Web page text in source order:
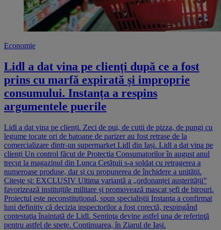
Economie
Lidl a dat vina pe clienți după ce a fost
prins cu marfă expirată și improprie
consumului. Instanța a respins
argumentele puerile
Lidl a dat vina pe clienți. Zeci de pui, de cutii de pizza, de pungi cu
legume tocate ori de batoane de parizer au fost retrase de la
comercializare dintr-un supermarket Lidl din Iași. Lidl a dat vina pe
clienți Un control făcut de Protecţia Consumatorilor în august anul
trecut la magazinul din Lunca Cetăţuii s-a soldat cu retragerea a
numeroase produse, dar şi cu propunerea de închidere a unităţii.
Citește și: EXCLUSIV Ultima variantă a „ordonanței austerității”
favorizează instituțiile militare și promovează mascat șefi de birouri.
Proiectul este neconstituțional, spun specialiștii Instanţa a confirmat
luni definitiv că decizia inspectorilor a fost corectă, respingând
contestaţia înaintată de Lidl. Sentinţa devine astfel una de referinţă
pentru astfel de speţe. Continuarea, în Ziarul de Iași.